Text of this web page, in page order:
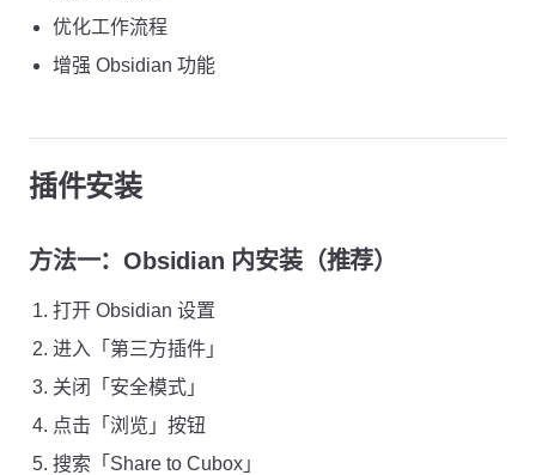
优化工作流程
增强 Obsidian 功能
插件安装
方法一：Obsidian 内安装（推荐）
打开 Obsidian 设置
进入「第三方插件」
关闭「安全模式」
点击「浏览」按钮
搜索「Share to Cubox」